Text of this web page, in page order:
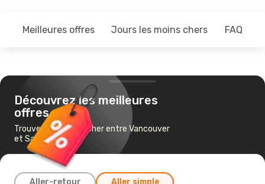
Meilleures offres Jours les moins chers FAQ
Découvrez les meilleures
offres
Trouvez un vol pas cher entre Vancouver
et San Francisco
Aller-retour Aller simple